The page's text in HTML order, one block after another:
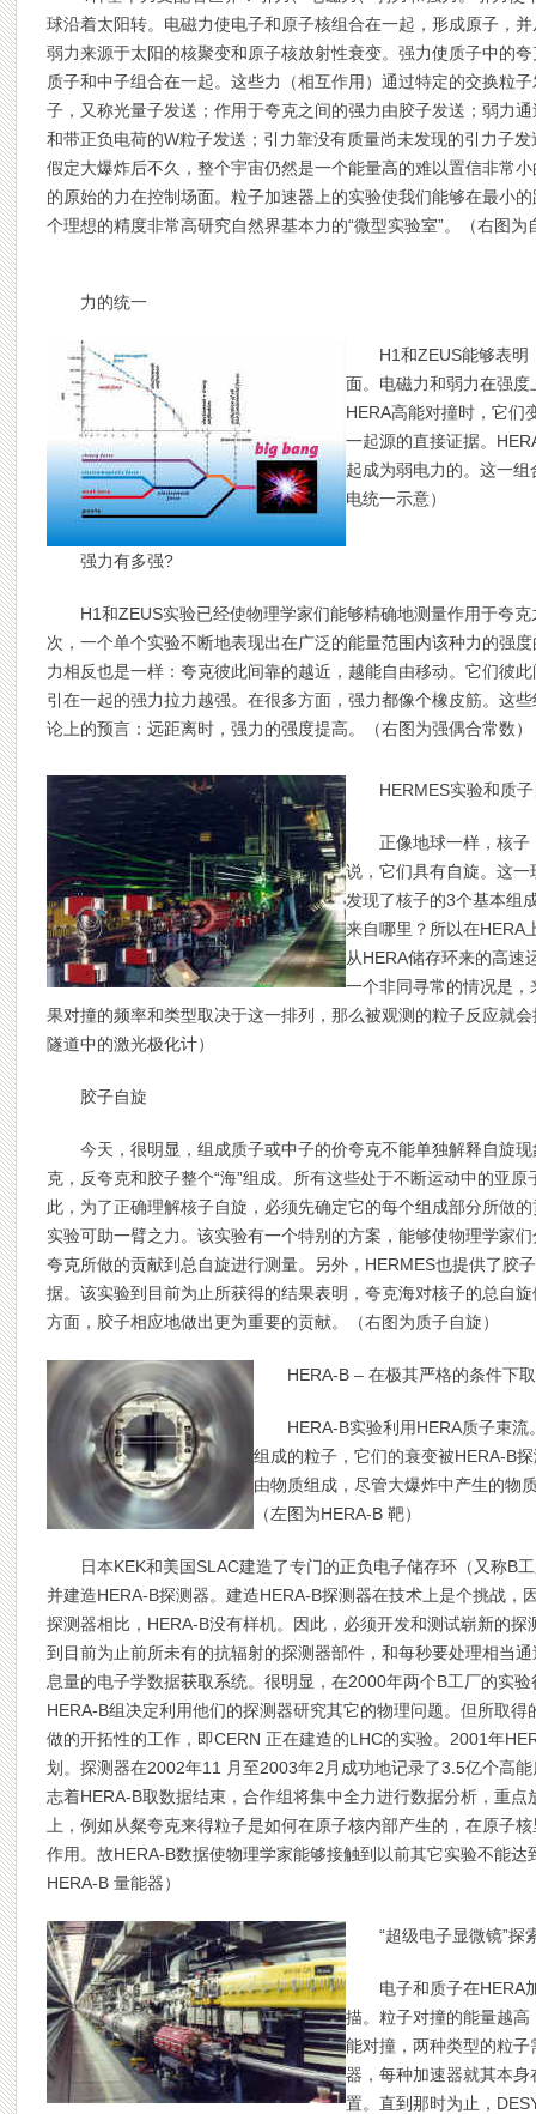
球沿着太阳转。电磁力使电子和原子核组合在一起，形成原子，
弱力来源于太阳的核聚变和原子核放射性衰变。强力使质子中的
质子和中子组合在一起。这些力（相互作用）通过特定的交换粒
子，又称光量子发送；作用于夸克之间的强力由胶子发送；弱力
和带正负电荷的W粒子发送；引力靠没有质量尚未发现的引力子
假定大爆炸后不久，整个宇宙仍然是一个能量高的难以置信非常小
的原始的力在控制场面。粒子加速器上的实验使我们能够在最小
个理想的精度非常高研究自然界基本力的“微型实验室”。（右图为
力的统一
H1和ZEUS能够表
面。电磁力和弱力在强
HERA高能对撞时，它们
一起源的直接证据。
起成为弱电力的。这一
电统一示意）
强力有多强?
H1和ZEUS实验已经使物理学家们能够精确地测量作用于夸
次，一个单个实验不断地表现出在广泛的能量范围内该种力的强
力相反也是一样：夸克彼此间靠的越近，越能自由移动。它们彼
引在一起的强力拉力越强。在很多方面，强力都像个橡皮筋。这
论上的预言：远距离时，强力的强度提高。（右图为强偶合常数）
HERMES实验和质
正像地球一样，核
说，它们具有自旋。这
发现了核子的3个基本组
来自哪里？所以在HERA
从HERA储存环来的高速
一个非同寻常的情况是
果对撞的频率和类型取决于这一排列，那么被观测的粒子反应就
隧道中的激光极化计）
胶子自旋
今天，很明显，组成质子或中子的价夸克不能单独解释自旋
克，反夸克和胶子整个“海”组成。所有这些处于不断运动中的亚原
此，为了正确理解核子自旋，必须先确定它的每个组成部分所做
实验可助一臂之力。该实验有一个特别的方案，能够使物理学家
夸克所做的贡献到总自旋进行测量。另外，HERMES也提供了胶
据。该实验到目前为止所获得的结果表明，夸克海对核子的总自
方面，胶子相应地做出更为重要的贡献。（右图为质子自旋）
HERA-B – 在极其严格的条件下
HERA-B实验利用HERA质子束
组成的粒子，它们的衰变被HERA-B
由物质组成，尽管大爆炸中产生的物
（左图为HERA-B 靶）
日本KEK和美国SLAC建造了专门的正负电子储存环（又称B
并建造HERA-B探测器。建造HERA-B探测器在技术上是个挑战，
探测器相比，HERA-B没有样机。因此，必须开发和测试崭新的探
到目前为止前所未有的抗辐射的探测器部件，和每秒要处理相当
息量的电子学数据获取系统。很明显，在2000年两个B工厂的实
HERA-B组决定利用他们的探测器研究其它的物理问题。但所取得
做的开拓性的工作，即CERN 正在建造的LHC的实验。2001年
划。探测器在2002年11 月至2003年2月成功地记录了3.5亿个高能
志着HERA-B取数据结束，合作组将集中全力进行数据分析，重点
上，例如从粲夸克来得粒子是如何在原子核内部产生的，在原子
作用。故HERA-B数据使物理学家能够接触到以前其它实验不能达
HERA-B 量能器）
“超级电子显微镜”探
电子和质子在HERA
描。粒子对撞的能量越
能对撞，两种类型的粒
器，每种加速器就其本
置。直到那时为止，